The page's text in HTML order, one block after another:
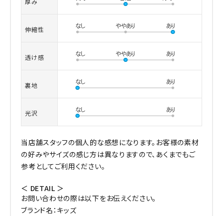
伸縮性
透け感
裏地
光沢
当店舗スタッフの個人的な感想になります。お客様の素材
の好みやサイズの感じ方は異なりますので、あくまでもご
参考としてご利用ください。
＜ DETAIL ＞
お問い合わせの際は以下をお伝えください。
ブランド名：キッズ